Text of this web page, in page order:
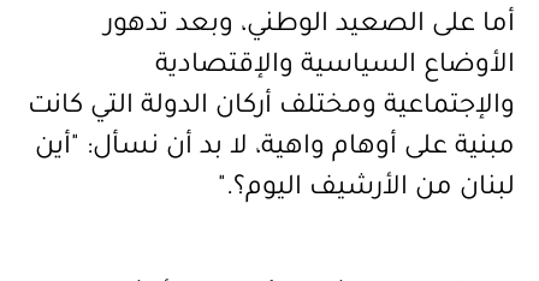
أما على الصعيد الوطني، وبعد تدهور
الأوضاع السياسية والإقتصادية
والإجتماعية ومختلف أركان الدولة التي كانت
مبنية على أوهام واهية، لا بد أن نسأل: "أين
لبنان من الأرشيف اليوم؟".